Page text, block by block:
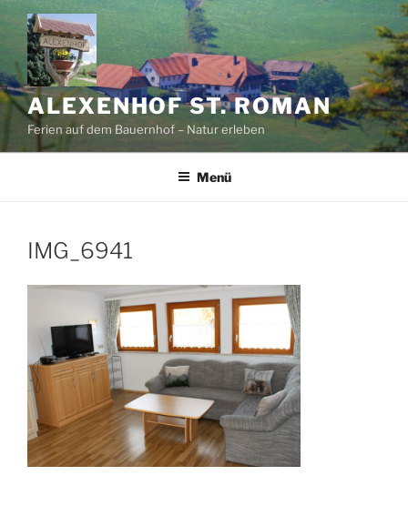
Zum
Inhalt
springen
ALEXENHOF ST. ROMAN
Ferien auf dem Bauernhof – Natur erleben
Menü
IMG_6941